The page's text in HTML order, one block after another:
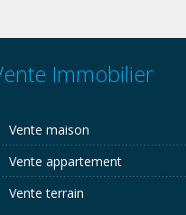
Immobilier
Vente maison
Vente appartement
Vente terrain